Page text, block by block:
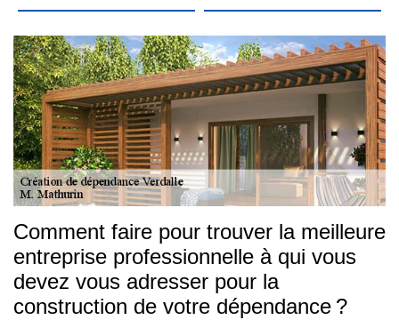
Comment faire pour trouver la meilleure
entreprise professionnelle à qui vous
devez vous adresser pour la
construction de votre dépendance ?